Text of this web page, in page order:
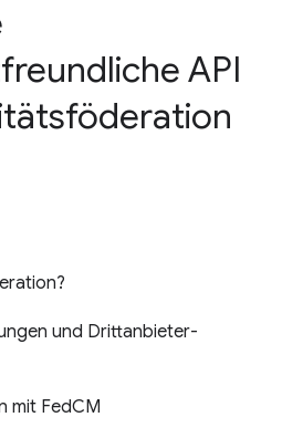
API
und Drittanbieter-
mit FedCM